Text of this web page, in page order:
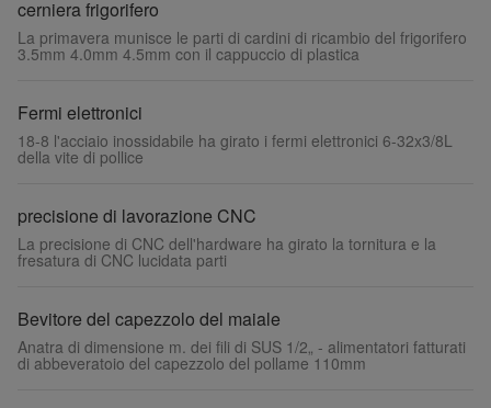
cerniera frigorifero
La primavera munisce le parti di cardini di ricambio del frigorifero
3.5mm 4.0mm 4.5mm con il cappuccio di plastica
Fermi elettronici
18-8 l'acciaio inossidabile ha girato i fermi elettronici 6-32x3/8L
della vite di pollice
precisione di lavorazione CNC
La precisione di CNC dell'hardware ha girato la tornitura e la
fresatura di CNC lucidata parti
Bevitore del capezzolo del maiale
Anatra di dimensione m. dei fili di SUS 1/2„ - alimentatori fatturati
di abbeveratoio del capezzolo del pollame 110mm